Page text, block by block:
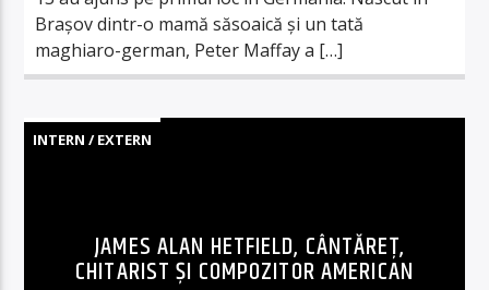
Brașov dintr-o mamă săsoaică și un tată
maghiaro-german, Peter Maffay a […]
INTERN / EXTERN
JAMES ALAN HETFIELD, CÂNTĂREȚ,
CHITARIST ȘI COMPOZITOR AMERICAN